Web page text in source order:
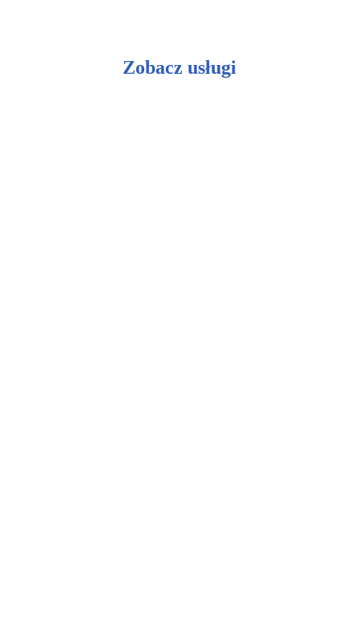
Zobacz usługi